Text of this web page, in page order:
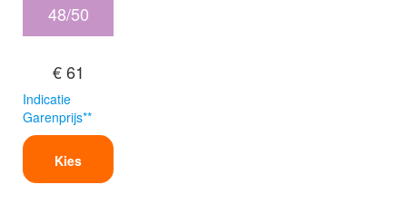
48/50
€ 61
Indicatie
Garenprijs**
Kies